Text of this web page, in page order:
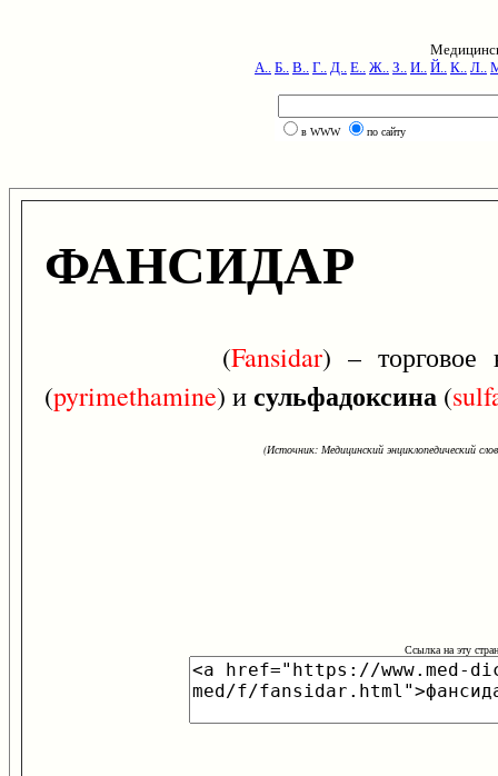
А.. Б.. В.. Г.. Д.. Е.. Ж.. З.. И.. Й.. К.. Л..
в WWW по сайту
ФАНСИДАР
(Fansidar) – торговое
(pyrimethamine) исульфадоксина (
(Источник: Медицинский энциклопедический
Ссылка на эту